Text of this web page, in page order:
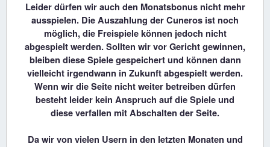
Leider dürfen wir auch den Monatsbonus nicht mehr
ausspielen. Die Auszahlung der Cuneros ist noch
möglich, die Freispiele können jedoch nicht
abgespielt werden. Sollten wir vor Gericht gewinnen,
bleiben diese Spiele gespeichert und können dann
vielleicht irgendwann in Zukunft abgespielt werden.
Wenn wir die Seite nicht weiter betreiben dürfen
besteht leider kein Anspruch auf die Spiele und
diese verfallen mit Abschalten der Seite.
Da wir von vielen Usern in den letzten Monaten und